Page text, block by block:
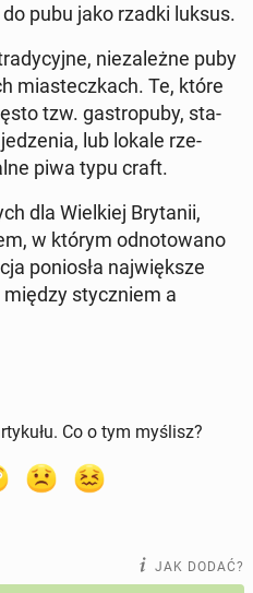
pubu jako rzadki luksus.
nie­za­leż­ne puby
mia­stecz­kach. Te, które
tzw. ga­stro­pu­by, sta­
lub lokale rze­
piwa typu craft.
dla Wiel­kiej Bry­ta­nii,
w którym od­no­to­wa­no
po­nio­sła naj­więk­sze
stycz­niem a
Co o tym myślisz?
JAK DODAĆ?